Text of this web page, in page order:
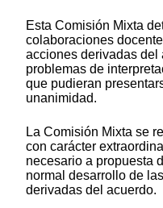
Esta Comisión Mixta
colaboraciones
acciones derivadas del
problemas de
que pudieran
unanimidad.
La Comisión Mixta se
con carácter
necesario a propuesta
normal desarrollo de
derivadas del acuerdo.